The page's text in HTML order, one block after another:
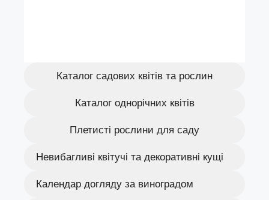
Каталог садових квітів та рослин
Каталог однорічних квітів
Плетисті рослини для саду
Невибагливі квітучі та декоративні кущі
Календар догляду за виноградом